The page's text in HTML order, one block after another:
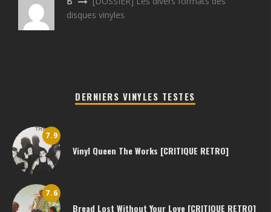
disques vinyles
DERNIERS VINYLES TESTES
7.9
Vinyl Queen The Works [CRITIQUE RETRO]
7.6
Bread Lost Without Your Love [CRITIQUE RETRO]